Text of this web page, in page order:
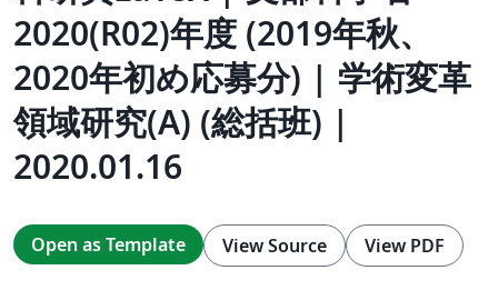
2020(R02)年度 (2019年秋、
2020年初め応募分) | 学術変革
領域研究(A) (総括班) |
2020.01.16
Open as Template View Source View PDF